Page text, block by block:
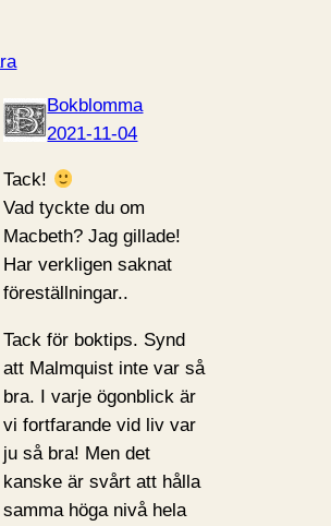
Bokblomma
2021-11-04
Tack!
Vad tyckte du om
Macbeth? Jag gillade!
Har verkligen saknat
föreställningar..
Tack för boktips. Synd
att Malmquist inte var så
bra. I varje ögonblick är
vi fortfarande vid liv var
ju så bra! Men det
kanske är svårt att hålla
samma höga nivå hela